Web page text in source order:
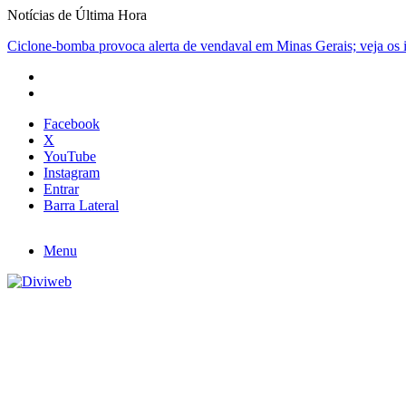
Notícias de Última Hora
Ciclone-bomba provoca alerta de vendaval em Minas Gerais; veja
Facebook
X
YouTube
Instagram
Entrar
Barra Lateral
Menu